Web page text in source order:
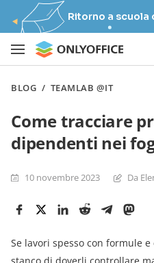
Ritorno a scuola
BLOG / TEAMLAB @IT
Come tracciare
dipendenti nei
10 novembre 2023 Da
Se lavori spesso con formule